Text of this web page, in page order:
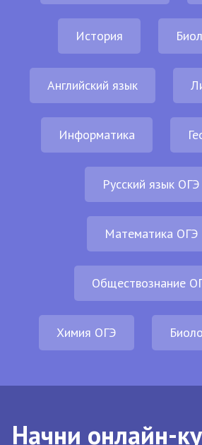
История
Английский язык
Информатика
Русский язык ОГЭ
Математика ОГЭ
Обществознание
Химия ОГЭ
Начни онлайн-